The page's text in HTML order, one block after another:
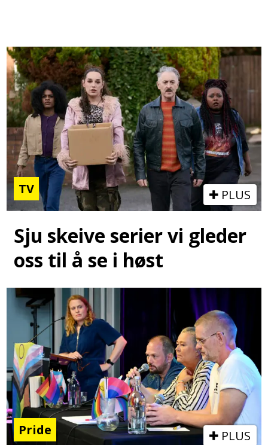
TV PLUS
Sju skeive serier vi gleder
oss til å se i høst
Pride PLUS